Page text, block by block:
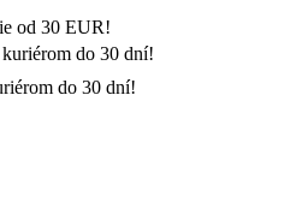
od 30 EUR!
do 30 dní!
do 30 dní!